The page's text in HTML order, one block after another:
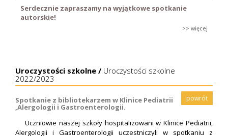
Serdecznie zapraszamy na wyjątkowe spotkanie
autorskie!
>> więcej
Uroczystości szkolne / Uroczystości szkolne
2022/2023
powrót
Spotkanie z bibliotekarzem w Klinice Pediatrii
,Alergologii i Gastroenterologii.
Uczniowie naszej szkoły hospitalizowani w Klinice Pediatrii,
Alergologii i Gastroenterologii uczestniczyli w spotkaniu z